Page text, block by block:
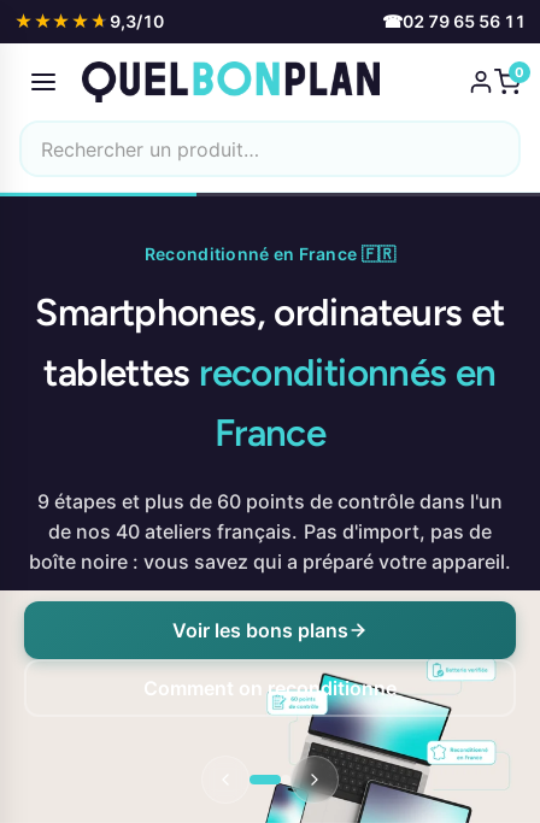
★★★★★
★★★★★ 9,3/10 ☎02 79 65 56 11
0
Reconditionné en France 🇫🇷
Smartphones, ordinateurs et
tablettes reconditionnés en
France
9 étapes et plus de 60 points de contrôle dans l'un
de nos 40 ateliers français. Pas d'import, pas de
boîte noire : vous savez qui a préparé votre appareil.
Voir les bons plans
Comment on reconditionne